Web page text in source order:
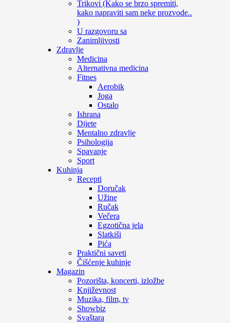
Trikovi (Kako se brzo spremiti,
kako napraviti sam neke prozvode..
)
U razgovoru sa
Zanimljivosti
Zdravlje
Medicina
Alternativna medicina
Fitnes
Aerobik
Joga
Ostalo
Ishrana
Dijete
Mentalno zdravlje
Psihologija
Spavanje
Sport
Kuhinja
Recepti
Doručak
Užine
Ručak
Večera
Egzotična jela
Slatkiši
Pića
Praktični saveti
Čišćenje kuhinje
Magazin
Pozorišta, koncerti, izložbe
Književnost
Muzika, film, tv
Showbiz
Svaštara